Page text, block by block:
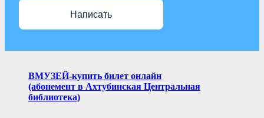
Написать
ВМУЗЕЙ-купить билет онлайн
(абонемент в Ахтубинская Центральная
библиотека)